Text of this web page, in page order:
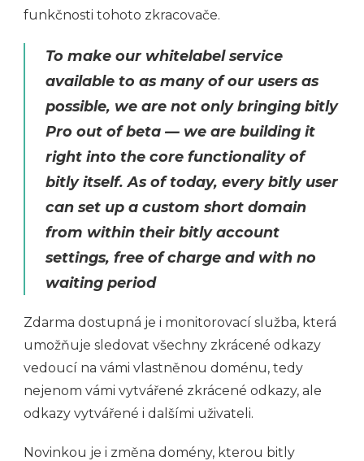
funkčnosti tohoto zkracovače.
To make our whitelabel service
available to as many of our users as
possible, we are not only bringing bitly
Pro out of beta — we are building it
right into the core functionality of
bitly itself. As of today, every bitly user
can set up a custom short domain
from within their bitly account
settings, free of charge and with no
waiting period
Zdarma dostupná je i monitorovací služba, která
umožňuje sledovat všechny zkrácené odkazy
vedoucí na vámi vlastněnou doménu, tedy
nejenom vámi vytvářené zkrácené odkazy, ale
odkazy vytvářené i dalšími uživateli.
Novinkou je i změna domény, kterou bitly